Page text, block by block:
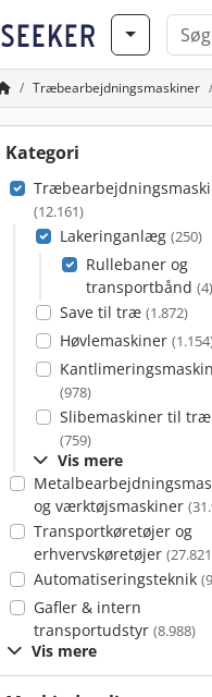
Træbearbejdningsmaskiner
Kategori
(12.161)
Lakeringanlæg (250)
Rullebaner og
transportbånd (4)
Save til træ (1.872)
Høvlemaskiner
(978)
Slibemaskiner til træ
(759)
Vis mere
og værktøjsmaskiner
Transportkøretøjer og
erhvervskøretøjer
Automatiseringsteknik
Gafler & intern
transportudstyr (8.988)
Vis mere